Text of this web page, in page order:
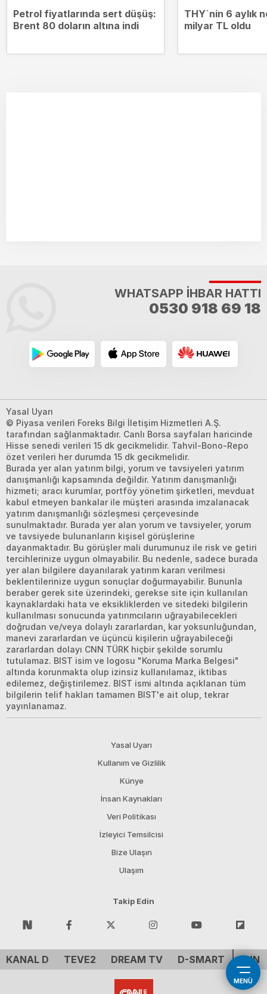
MENÜ
Petrol fiyatlarında sert düşüş:
Brent 80 doların altına indi
THY`nin 6 aylık
milyar TL oldu
WHATSAPP İHBAR HATTI
0530 918 69 18
Yasal Uyarı
© Piyasa verileri Foreks Bilgi İletişim Hizmetleri A.Ş.
tarafından sağlanmaktadır. Canlı Borsa sayfaları haricinde
Hisse senedi verileri 15 dk gecikmelidir. Tahvil-Bono-Repo
özet verileri her durumda 15 dk gecikmelidir.
Burada yer alan yatırım bilgi, yorum ve tavsiyeleri yatırım
danışmanlığı kapsamında değildir. Yatırım danışmanlığı
hizmeti; aracı kurumlar, portföy yönetim şirketleri, mevduat
kabul etmeyen bankalar ile müşteri arasında imzalanacak
yatırım danışmanlığı sözleşmesi çerçevesinde
sunulmaktadır. Burada yer alan yorum ve tavsiyeler, yorum
ve tavsiyede bulunanların kişisel görüşlerine
dayanmaktadır. Bu görüşler mali durumunuz ile risk ve getiri
tercihlerinize uygun olmayabilir. Bu nedenle, sadece burada
yer alan bilgilere dayanılarak yatırım kararı verilmesi
beklentilerinize uygun sonuçlar doğurmayabilir. Bununla
beraber gerek site üzerindeki, gerekse site için kullanılan
kaynaklardaki hata ve eksikliklerden ve sitedeki bilgilerin
kullanılması sonucunda yatırımcıların uğrayabilecekleri
doğrudan ve/veya dolaylı zararlardan, kar yoksunluğundan,
manevi zararlardan ve üçüncü kişilerin uğrayabileceği
zararlardan dolayı CNN TÜRK hiçbir şekilde sorumlu
tutulamaz. BIST isim ve logosu "Koruma Marka Belgesi"
altında korunmakta olup izinsiz kullanılamaz, iktibas
edilemez, değiştirilemez. BIST ismi altında açıklanan tüm
bilgilerin telif hakları tamamen BIST'e ait olup, tekrar
yayınlanamaz.
Yasal Uyarı
Kullanım ve Gizlilik
Künye
İnsan Kaynakları
Veri Politikası
İzleyici Temsilcisi
Bize Ulaşın
Ulaşım
Takip Edin
KANAL D TEVE2 DREAM TV D-SMART CNN